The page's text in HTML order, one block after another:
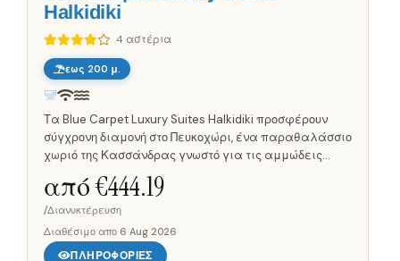
Halkidiki
4 αστέρια
εως 200 μ.
Τα Blue Carpet Luxury Suites Halkidiki προσφέρουν
σύγχρονη διαμονή στο Πευκοχώρι, ένα παραθαλάσσιο
χωριό της Κασσάνδρας γνωστό για τις αμμώδεις
ακτές και την έντονη καλοκαιρινή του κίνηση. Οι
σουίτες έχουν σχεδιασμό σε...
από €444.19
/Διανυκτέρευση
Διαθέσιμο απο 6 Aug 2026
ΠΛΗΡΟΦΟΡΊΕΣ